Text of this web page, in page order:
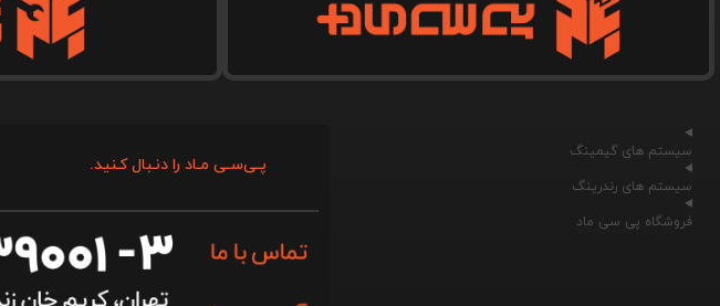
سیستم های گیمینگ
سیستم های رندرینگ
فروشگاه پی سی ماد
پـی‌سـی مـاد را دنـبال کـنید.